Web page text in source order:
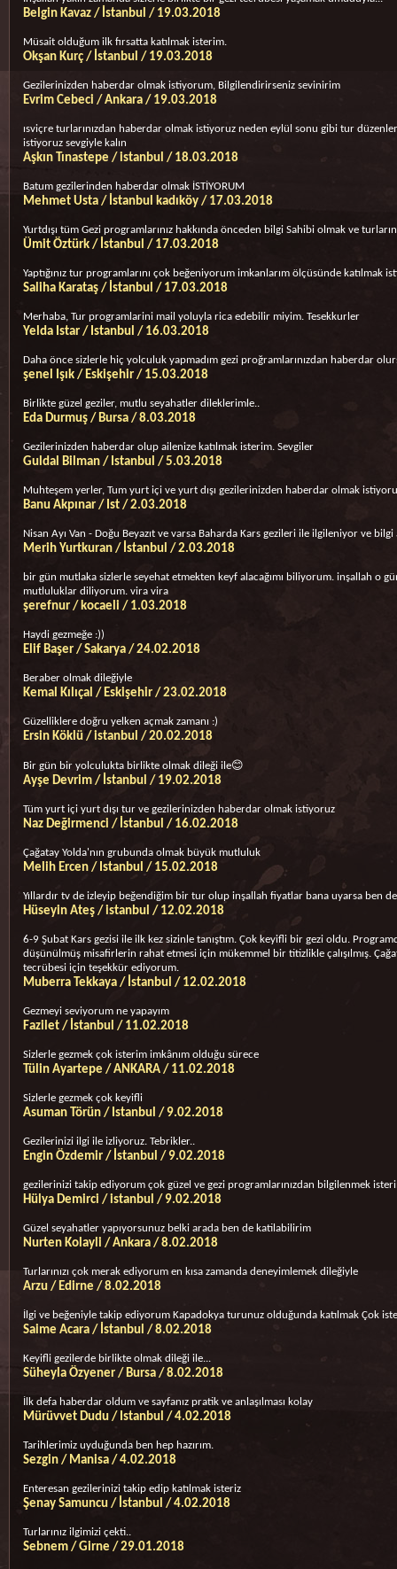
Belgin Kavaz / İstanbul / 19.03.2018
Müsait olduğum ilk fırsatta katılmak isterim.
Okşan Kurç / İstanbul / 19.03.2018
Gezilerinizden haberdar olmak istiyorum, Bilgilendirirseniz sevinirim
Evrim Cebeci / Ankara / 19.03.2018
ısviçre turlarınızdan haberdar olmak istiyoruz neden eylül sonu gibi tur
istiyoruz sevgiyle kalın
Aşkın Tınastepe / istanbul / 18.03.2018
Batum gezilerinden haberdar olmak İSTİYORUM
Mehmet Usta / İstanbul kadıköy / 17.03.2018
Yurtdışı tüm Gezi programlarınız hakkında önceden bilgi Sahibi olmak ve
Ümit Öztürk / İstanbul / 17.03.2018
Yaptığınız tur programlarını çok beğeniyorum imkanlarım ölçüsünde katılmak
Saliha Karataş / İstanbul / 17.03.2018
Merhaba, Tur programlarini mail yoluyla rica edebilir miyim. Tesekkurler
Yelda Istar / Istanbul / 16.03.2018
Daha önce sizlerle hiç yolculuk yapmadım gezi proğramlarınızdan haberdar
şenel Işık / Eskişehir / 15.03.2018
Birlikte güzel geziler, mutlu seyahatler dileklerimle..
Eda Durmuş / Bursa / 8.03.2018
Gezilerinizden haberdar olup ailenize katılmak isterim. Sevgiler
Guldal Bilman / Istanbul / 5.03.2018
Muhteşem yerler, Tum yurt içi ve yurt dışı gezilerinizden haberdar olmak
Banu Akpınar / Ist / 2.03.2018
Nisan Ayı Van - Doğu Beyazıt ve varsa Baharda Kars gezileri ile ilgileniyor ve
Merih Yurtkuran / İstanbul / 2.03.2018
bir gün mutlaka sizlerle seyehat etmekten keyf alacağımı biliyorum. inşallah o
mutluluklar diliyorum. vira vira
şerefnur / kocaeli / 1.03.2018
Haydi gezmeğe :))
Elif Başer / Sakarya / 24.02.2018
Beraber olmak dileğiyle
Kemal Kılıçal / Eskişehir / 23.02.2018
Güzelliklere doğru yelken açmak zamanı :)
Ersin Köklü / istanbul / 20.02.2018
Bir gün bir yolculukta birlikte olmak dileği ile😊
Ayşe Devrim / İstanbul / 19.02.2018
Tüm yurt içi yurt dışı tur ve gezilerinizden haberdar olmak istiyoruz
Naz Değirmenci / İstanbul / 16.02.2018
Çağatay Yolda'nın grubunda olmak büyük mutluluk
Melih Ercen / Istanbul / 15.02.2018
Yıllardır tv de izleyip beğendiğim bir tur olup inşallah fiyatlar bana uyarsa ben de
Hüseyin Ateş / istanbul / 12.02.2018
6-9 Şubat Kars gezisi ile ilk kez sizinle tanıştım. Çok keyifli bir gezi oldu.
düşünülmüş misafirlerin rahat etmesi için mükemmel bir titizlikle çalışılmış.
tecrübesi için teşekkür ediyorum.
Muberra Tekkaya / İstanbul / 12.02.2018
Gezmeyi seviyorum ne yapayım
Fazilet / İstanbul / 11.02.2018
Sizlerle gezmek çok isterim imkânım olduğu sürece
Tülin Ayartepe / ANKARA / 11.02.2018
Sizlerle gezmek çok keyifli
Asuman Törün / Istanbul / 9.02.2018
Gezilerinizi ilgi ile izliyoruz. Tebrikler..
Engin Özdemir / İstanbul / 9.02.2018
gezilerinizi takip ediyorum çok güzel ve gezi programlarınızdan bilgilenmek
Hülya Demirci / istanbul / 9.02.2018
Güzel seyahatler yapıyorsunuz belki arada ben de katilabilirim
Nurten Kolayli / Ankara / 8.02.2018
Turlarınızı çok merak ediyorum en kısa zamanda deneyimlemek dileğiyle
Arzu / Edirne / 8.02.2018
İlgi ve beğeniyle takip ediyorum Kapadokya turunuz olduğunda katılmak Çok
Saime Acara / İstanbul / 8.02.2018
Keyifli gezilerde birlikte olmak dileği ile...
Süheyla Özyener / Bursa / 8.02.2018
İlk defa haberdar oldum ve sayfanız pratik ve anlaşılması kolay
Mürüvvet Dudu / Istanbul / 4.02.2018
Tarihlerimiz uyduğunda ben hep hazırım.
Sezgin / Manisa / 4.02.2018
Enteresan gezilerinizi takip edip katılmak isteriz
Şenay Samuncu / İstanbul / 4.02.2018
Turlarınız ilgimizi çekti..
Sebnem / Girne / 29.01.2018